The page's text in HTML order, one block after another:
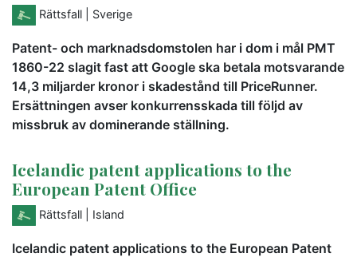
Rättsfall | Sverige
Patent- och marknadsdomstolen har i dom i mål PMT
1860-22 slagit fast att Google ska betala motsvarande
14,3 miljarder kronor i skadestånd till PriceRunner.
Ersättningen avser konkurrensskada till följd av
missbruk av dominerande ställning.
Icelandic patent applications to the
European Patent Office
Rättsfall | Island
Icelandic patent applications to the European Patent